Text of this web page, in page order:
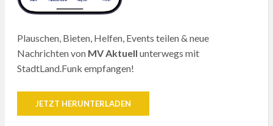
Plauschen, Bieten, Helfen, Events teilen & neue
Nachrichten von MV Aktuell unterwegs mit
StadtLand.Funk empfangen!
JETZT HERUNTERLADEN